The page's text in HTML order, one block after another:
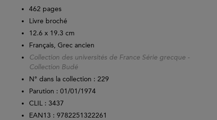
462 pages
Livre broché
12.6 x 19.3 cm
Français, Grec ancien
Collection des universités de France Série grecque -
Collection Budé
N° dans la collection : 229
Parution : 01/01/1974
CLIL : 3437
EAN13 : 9782251322261